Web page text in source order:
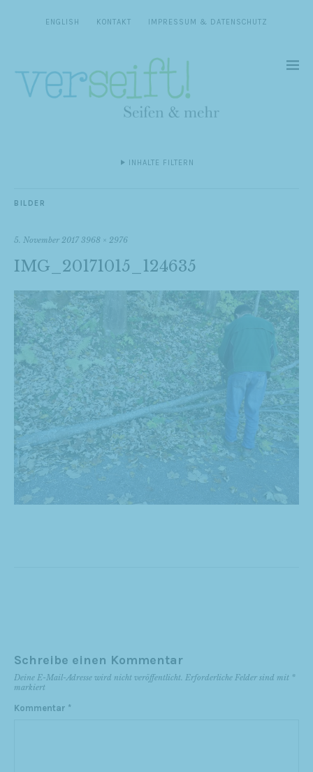
ENGLISH KONTAKT IMPRESSUM & DATENSCHUTZ
INHALTE FILTERN
BILDER
5. November 2017 3968 × 2976
IMG_20171015_124635
Schreibe einen Kommentar
Deine E-Mail-Adresse wird nicht veröffentlicht. Erforderliche Felder sind mit *
markiert
Kommentar *